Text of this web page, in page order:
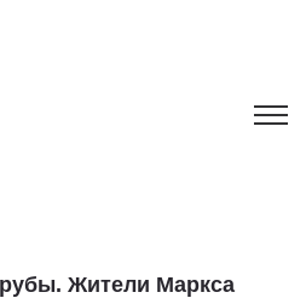
Жители Маркса